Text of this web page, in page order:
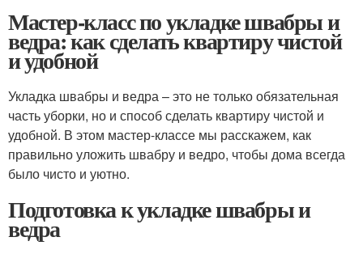
Мастер-класс по укладке швабры и
ведра: как сделать квартиру чистой
и удобной
Укладка швабры и ведра – это не только обязательная
часть уборки, но и способ сделать квартиру чистой и
удобной. В этом мастер-классе мы расскажем, как
правильно уложить швабру и ведро, чтобы дома всегда
было чисто и уютно.
Подготовка к укладке швабры и
ведра